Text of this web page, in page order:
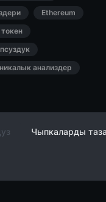
Ethereum
анализдер
Чыпкаларды